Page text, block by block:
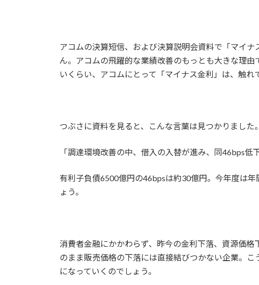
アコムの決算短信、および決算説明会資料で「マイ
ん。アコムの飛躍的な業績改善のもっとも大きな理
いくらい、アコムにとって「マイナス金利」は、触れ
つぶさに資料を見ると、こんな言葉は見つかりました。
「調達環境改善の中、借入の入替が進み、同46bps低
有利子負債6500億円の46bpsは約30億円。今年度は
ょう。
消費者金融にかかわらず、昨今の金利下落、資源価
のまま販売価格の下落には直接結びつかない企業。
になっていくのでしょう。